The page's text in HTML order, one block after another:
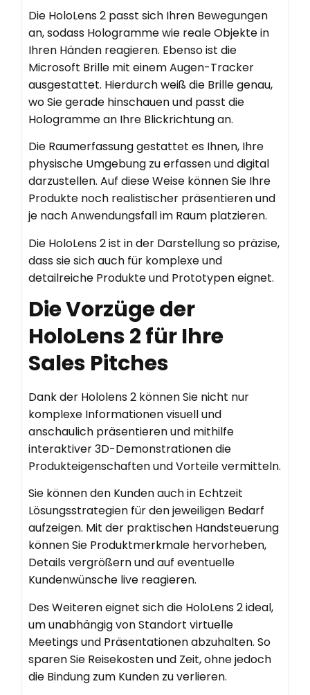
Die HoloLens 2 passt sich Ihren Bewegungen
an, sodass Hologramme wie reale Objekte in
Ihren Händen reagieren. Ebenso ist die
Microsoft Brille mit einem Augen-Tracker
ausgestattet. Hierdurch weiß die Brille genau,
wo Sie gerade hinschauen und passt die
Hologramme an Ihre Blickrichtung an.
Die Raumerfassung gestattet es Ihnen, Ihre
physische Umgebung zu erfassen und digital
darzustellen. Auf diese Weise können Sie Ihre
Produkte noch realistischer präsentieren und
je nach Anwendungsfall im Raum platzieren.
Die HoloLens 2 ist in der Darstellung so präzise,
dass sie sich auch für komplexe und
detailreiche Produkte und Prototypen eignet.
Die Vorzüge der
HoloLens 2 für Ihre
Sales Pitches
Dank der Hololens 2 können Sie nicht nur
komplexe Informationen visuell und
anschaulich präsentieren und mithilfe
interaktiver 3D-Demonstrationen die
Produkteigenschaften und Vorteile vermitteln.
Sie können den Kunden auch in Echtzeit
Lösungsstrategien für den jeweiligen Bedarf
aufzeigen. Mit der praktischen Handsteuerung
können Sie Produktmerkmale hervorheben,
Details vergrößern und auf eventuelle
Kundenwünsche live reagieren.
Des Weiteren eignet sich die HoloLens 2 ideal,
um unabhängig von Standort virtuelle
Meetings und Präsentationen abzuhalten. So
sparen Sie Reisekosten und Zeit, ohne jedoch
die Bindung zum Kunden zu verlieren.